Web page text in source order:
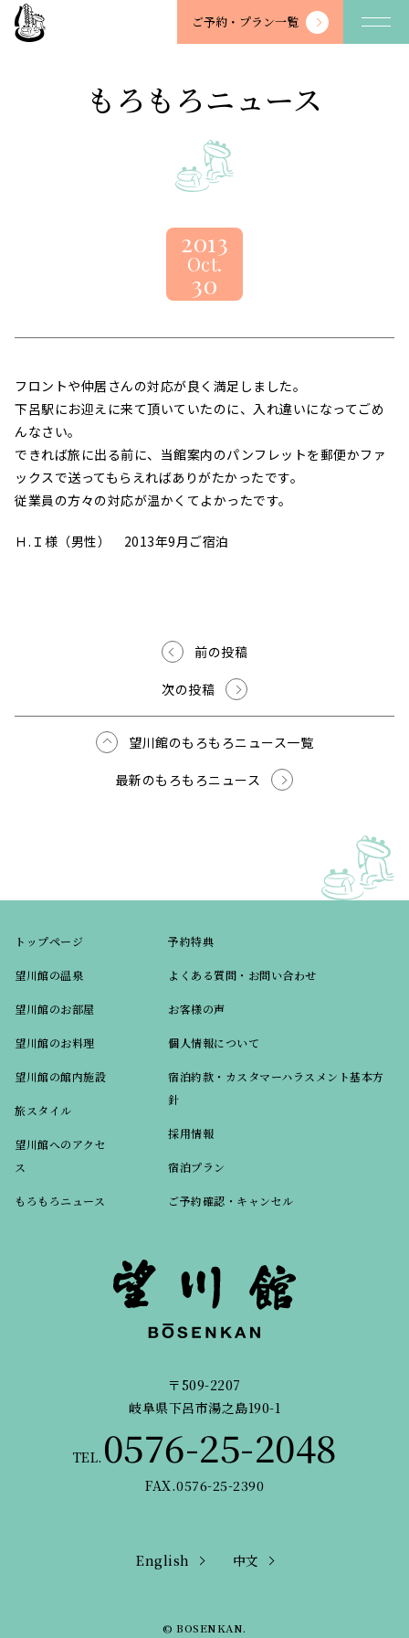
望
川
ご予約・ プラン一覧
もろもろニュース
2013
Oct.
30
フロントや仲居さんの対応が良く満足しました。
下呂駅にお迎えに来て頂いていたのに、入れ違いになってごめ
んなさい。
できれば旅に出る前に、当館案内のパンフレットを郵便かファ
ックスで送ってもらえればありがたかったです。
従業員の方々の対応が温かくてよかったです。
Ｈ.Ｉ様（男性） 2013年9月ご宿泊
前の投稿
次の投稿
望川館のもろもろニュース一覧
最新のもろもろニュース
トップページ
望川館の温泉
望川館のお部屋
望川館のお料理
望川館の館内施設
旅スタイル
望川館へのアクセ
ス
もろもろニュース
予約特典
よくある質問・お問い合わせ
お客様の声
個人情報について
宿泊約款・カスタマーハラスメント基本方
針
採用情報
宿泊プラン
ご予約確認・キャンセル
〒509-2207
岐阜県下呂市湯之島190-1
TEL. 0576-25-2048
FAX.0576-25-2390
English 中文
© BOSENKAN.